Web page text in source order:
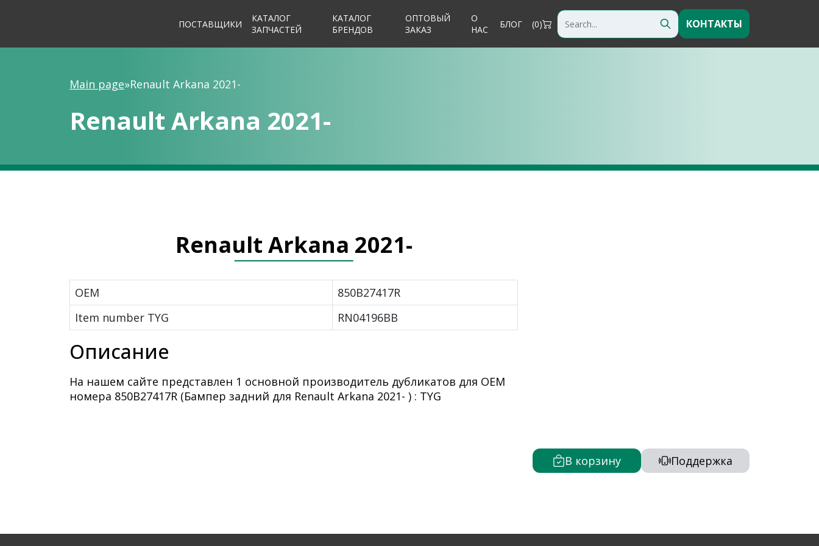
ПОСТАВЩИКИ
КАТАЛОГ
ЗАПЧАСТЕЙ
КАТАЛОГ
БРЕНДОВ
ОПТОВЫЙ
ЗАКАЗ
О
НАС
БЛОГ (0) КОНТАКТЫ
Main page»Renault Arkana 2021-
Renault Arkana 2021-
В корзину Поддержка
Renault Arkana 2021-
OEM
850B27417R
Item number TYG
RN04196BB
Описание
На нашем сайте представлен 1 основной производитель дубликатов для OEM
номера 850B27417R (Бампер задний для Renault Arkana 2021- ) : TYG